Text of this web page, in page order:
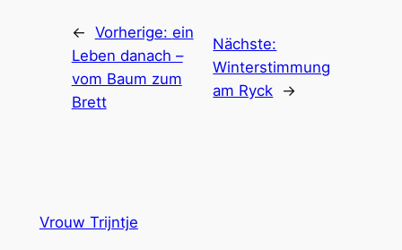
← Vorherige: ein
Leben danach –
vom Baum zum
Brett
Nächste:
Winterstimmung
am Ryck →
Vrouw Trijntje